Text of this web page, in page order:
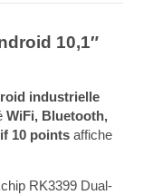
10,1″
industrielle
WiFi, Bluetooth,
10 points affiche
RK3399 Dual-